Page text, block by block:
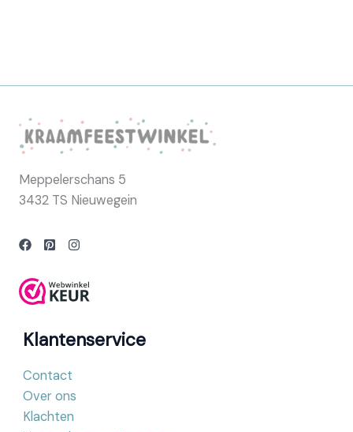
Meppelerschans 5
3432 TS Nieuwegein
Klantenservice
Contact
Over ons
Klachten